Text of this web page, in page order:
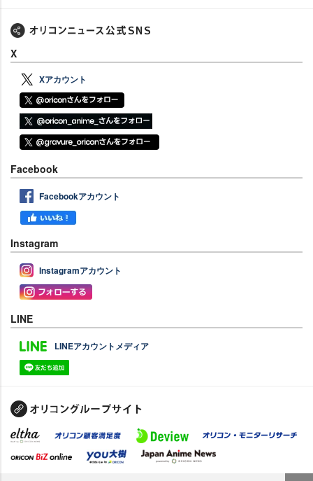
X
Xアカウント
Facebook
Facebookアカウント
Instagram
Instagramアカウント
LINE
LINEアカウントメディア